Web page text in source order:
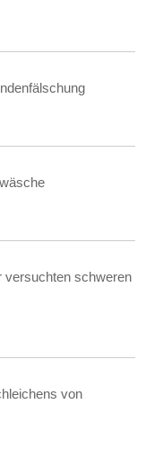
versuchten schweren
von